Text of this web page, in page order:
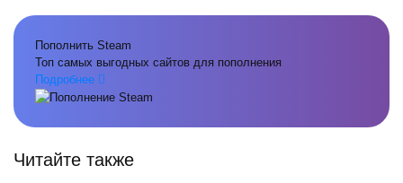
Пополнить Steam
Топ самых выгодных сайтов для пополнения
Подробнее
Читайте также